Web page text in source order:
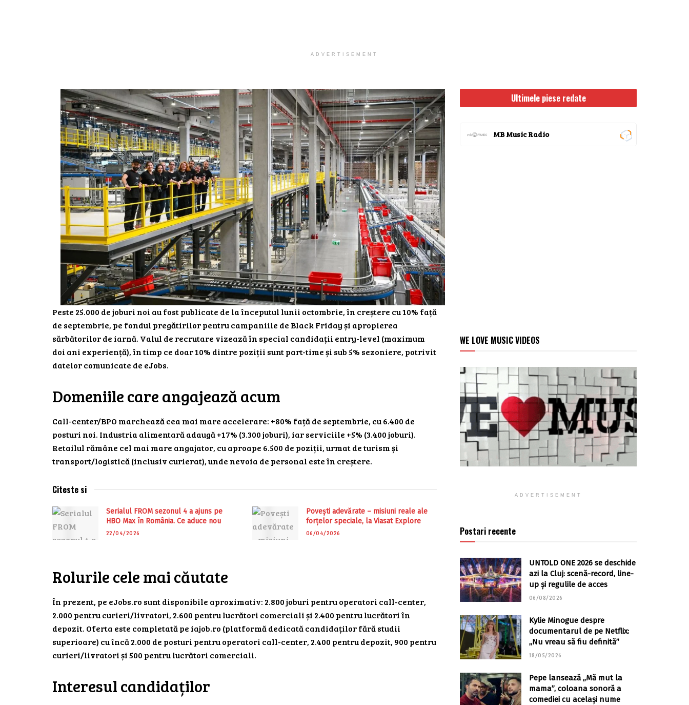
ADVERTISEMENT
Peste 25.000 de joburi noi au fost publicate de la începutul lunii octombrie, în creștere cu 10% față
de septembrie, pe fondul pregătirilor pentru campaniile de Black Friday și apropierea
sărbătorilor de iarnă. Valul de recrutare vizează în special candidații entry-level (maximum
doi ani experiență), în timp ce doar 10% dintre poziții sunt part-time și sub 5% sezoniere, potrivit
datelor comunicate de eJobs.
Domeniile care angajează acum
Call-center/BPO marchează cea mai mare accelerare: +80% față de septembrie, cu 6.400 de
posturi noi. Industria alimentară adaugă +17% (3.300 joburi), iar serviciile +5% (3.400 joburi).
Retailul rămâne cel mai mare angajator, cu aproape 6.500 de poziții, urmat de turism și
transport/logistică (inclusiv curierat), unde nevoia de personal este în creștere.
Citeste si
Serialul FROM sezonul 4 a ajuns pe
HBO Max în România. Ce aduce nou
22/04/2026
Povești adevărate – misiuni reale ale
forțelor speciale, la Viasat Explore
06/04/2026
Rolurile cele mai căutate
În prezent, pe eJobs.ro sunt disponibile aproximativ: 2.800 joburi pentru operatori call-center,
2.000 pentru curieri/livratori, 2.600 pentru lucrători comerciali și 2.400 pentru lucrători în
depozit. Oferta este completată pe iajob.ro (platformă dedicată candidaților fără studii
superioare) cu încă 2.000 de posturi pentru operatori call-center, 2.400 pentru depozit, 900 pentru
curieri/livratori și 500 pentru lucrători comerciali.
Interesul candidaților
Ultimele piese redate
MB Music Radio
WE LOVE MUSIC VIDEOS
ADVERTISEMENT
Postari recente
UNTOLD ONE 2026 se deschide
azi la Cluj: scenă-record, line-
up și regulile de acces
06/08/2026
Kylie Minogue despre
documentarul de pe Netflix:
„Nu vreau să fiu definită”
18/05/2026
Pepe lansează „Mă mut la
mama”, coloana sonoră a
comediei cu același nume